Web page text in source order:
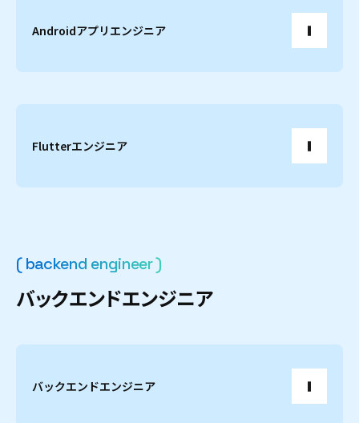
Androidアプリエンジニア
Flutterエンジニア
( backend engineer )
バックエンドエンジニア
バックエンドエンジニア